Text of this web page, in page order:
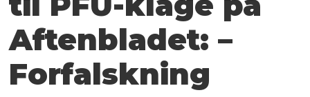
Aftenbladet: –
Forfalskning